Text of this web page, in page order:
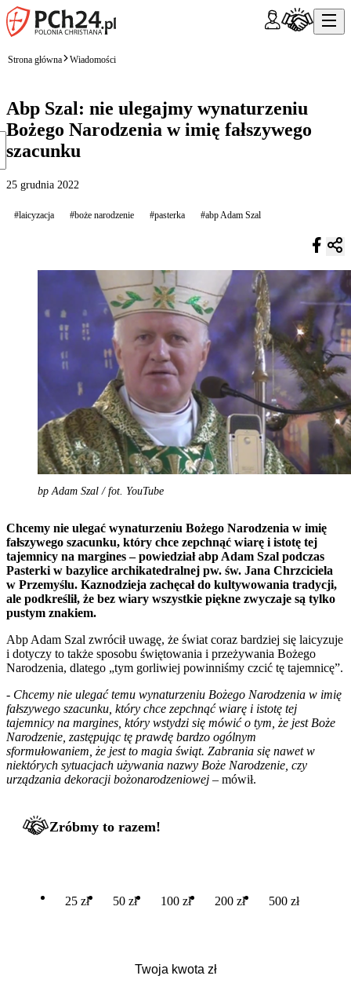
Strona główna Wiadomości
Abp Szal: nie ulegajmy wynaturzeniu
Bożego Narodzenia w imię fałszywego
szacunku
25 grudnia 2022
#laicyzacja #boże narodzenie #pasterka #abp Adam Szal
bp Adam Szal / fot. YouTube
Chcemy nie ulegać wynaturzeniu Bożego Narodzenia w imię
fałszywego szacunku, który chce zepchnąć wiarę i istotę tej
tajemnicy na margines – powiedział abp Adam Szal podczas
Pasterki w bazylice archikatedralnej pw. św. Jana Chrzciciela
w Przemyślu. Kaznodzieja zachęcał do kultywowania tradycji,
ale podkreślił, że bez wiary wszystkie piękne zwyczaje są tylko
pustym znakiem.
Abp Adam Szal zwrócił uwagę, że świat coraz bardziej się laicyzuje
i dotyczy to także sposobu świętowania i przeżywania Bożego
Narodzenia, dlatego „tym gorliwiej powinniśmy czcić tę tajemnicę”.
- Chcemy nie ulegać temu wynaturzeniu Bożego Narodzenia w imię
fałszywego szacunku, który chce zepchnąć wiarę i istotę tej
tajemnicy na margines, który wstydzi się mówić o tym, że jest Boże
Narodzenie, zastępując tę prawdę bardzo ogólnym
sformułowaniem, że jest to magia świąt. Zabrania się nawet w
niektórych sytuacjach używania nazwy Boże Narodzenie, czy
urządzania dekoracji bożonarodzeniowej – mówił.
Zróbmy to razem!
25 zł 50 zł 100 zł 200 zł 500 zł